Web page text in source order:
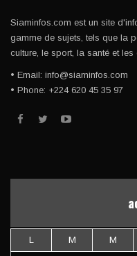
Siaminfos.com est un site
gamme de sujets, tels que la
culture, le sport, la santé et
• Email: info@siaminfos.com
• Phone: +224 620 45 35 97
L M M